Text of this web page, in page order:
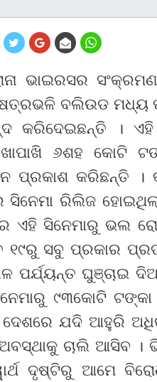
ଭାଇରସର
ବଲିଉଡ ମଧ୍ୟ
କରିଦେଇଛନ୍ତି ।
୬ଶହ କୋଟି
ପ୍ରକାଶ କରିଛନ୍ତି
ରିଲିଜ ହୋଇଥିଲା
ଏହି ସିନେମାରୁ ଭଲ
୧୯ରୁ ସବୁ ପ୍ରକାର
ପର୍ଯ୍ୟନ୍ତ ଘୁଞ୍ଚାଇ
୯୩କୋଟି ଟଙ୍କା
ଯଦି ଆହୁରି
ଚାଲି ଆସିବ
ଦୃଷ୍ଟିରୁ ଆମେ